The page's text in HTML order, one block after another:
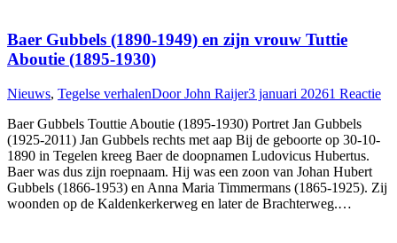
Baer Gubbels (1890-1949) en zijn vrouw Tuttie
Aboutie (1895-1930)
Nieuws, Tegelse verhalenDoorJohn Raijer3 januari 20261 Reactie
Baer Gubbels Touttie Aboutie (1895-1930) Portret Jan Gubbels
(1925-2011) Jan Gubbels rechts met aap Bij de geboorte op 30-10-
1890 in Tegelen kreeg Baer de doopnamen Ludovicus Hubertus.
Baer was dus zijn roepnaam. Hij was een zoon van Johan Hubert
Gubbels (1866-1953) en Anna Maria Timmermans (1865-1925). Zij
woonden op de Kaldenkerkerweg en later de Brachterweg.…